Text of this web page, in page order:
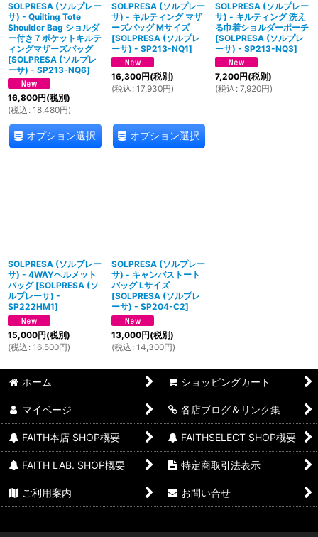
SOLPRESA (ソルプレー
サ) - Quilting Tote
Shoulder Bag ショルダ
ー付き７ポケットキルテ
ィングマザーズバッグ
[SOLPRESA (ソルプレ
ーサ) - SP213-NQ6]
16,800円(税別)
(税込 : 18,480円)
オプション選択
SOLPRESA (ソルプレー
サ) - キルティング マザ
ーズバッグ Mサイズ
[SOLPRESA (ソルプレ
ーサ) - SP213-NQ1]
16,300円(税別)
(税込 : 17,930円)
オプション選択
SOLPRESA (ソルプレー
サ) - キルティング 洗え
る巾着ショルダーポーチ
[SOLPRESA (ソルプレ
ーサ) - SP213-NQ3]
7,200円(税別)
(税込 : 7,920円)
SOLPRESA (ソルプレー
サ) - 4WAYヘルメット
バッグ [SOLPRESA (ソ
ルプレーサ) -
SP222HM1]
15,000円(税別)
(税込 : 16,500円)
SOLPRESA (ソルプレー
サ) - キャンバストート
バッグ Lサイズ
[SOLPRESA (ソルプレ
ーサ) - SP204-C2]
13,000円(税別)
(税込 : 14,300円)
ホーム ショッピングカート
マイページ 各店ブログ＆リンク集
FAITH本店 SHOP概要 FAITHSELECT SHOP概要
FAITH LAB. SHOP概要 特定商取引法表示
ご利用案内 お問い合せ